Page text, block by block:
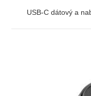
USB-C dátový a